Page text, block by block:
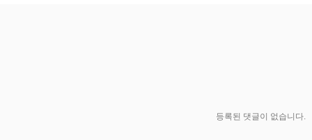
등록된 댓글이 없습니다.